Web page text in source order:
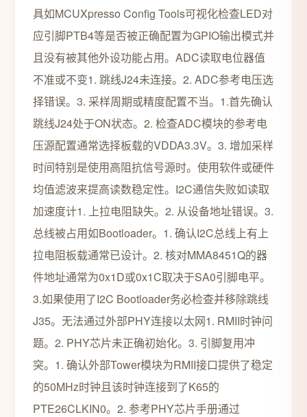
具如MCUXpresso Config Tools可视化检查LED对
应引脚PTB4等是否被正确配置为GPIO输出模式并
且没有被其他外设功能占用。ADC读取电位器值
不准或不变1. 跳线J24未连接。2. ADC参考电压选
择错误。3. 采样周期或精度配置不当。1.首先确认
跳线J24处于ON状态。2. 检查ADC模块的参考电
压源配置通常选择板载的VDDA3.3V。3. 增加采样
时间特别是使用高阻抗信号源时。使用软件或硬件
均值滤波来提高读数稳定性。I2C通信失败如读取
加速度计1. 上拉电阻缺失。2. 从设备地址错误。3.
总线被占用如Bootloader。1. 确认I2C总线上有上
拉电阻板载通常已设计。2. 核对MMA8451Q的器
件地址通常为0x1D或0x1C取决于SA0引脚电平。
3.如果使用了I2C Bootloader务必检查并移除跳线
J35。无法通过外部PHY连接以太网1. RMII时钟问
题。2. PHY芯片未正确初始化。3. 引脚复用冲
突。1. 确认外部Tower模块为RMII接口提供了稳定
的50MHz时钟且该时钟连接到了K65的
PTE26CLKIN0。2. 参考PHY芯片手册通过